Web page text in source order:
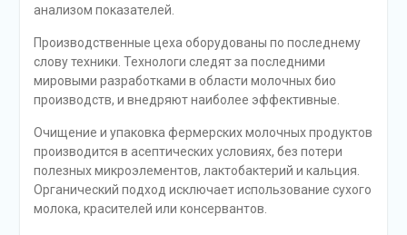
анализом показателей.
Производственные цеха оборудованы по последнему
слову техники. Технологи следят за последними
мировыми разработками в области молочных био
производств, и внедряют наиболее эффективные.
Очищение и упаковка фермерских молочных продуктов
производится в асептических условиях, без потери
полезных микроэлементов, лактобактерий и кальция.
Органический подход исключает использование сухого
молока, красителей или консервантов.